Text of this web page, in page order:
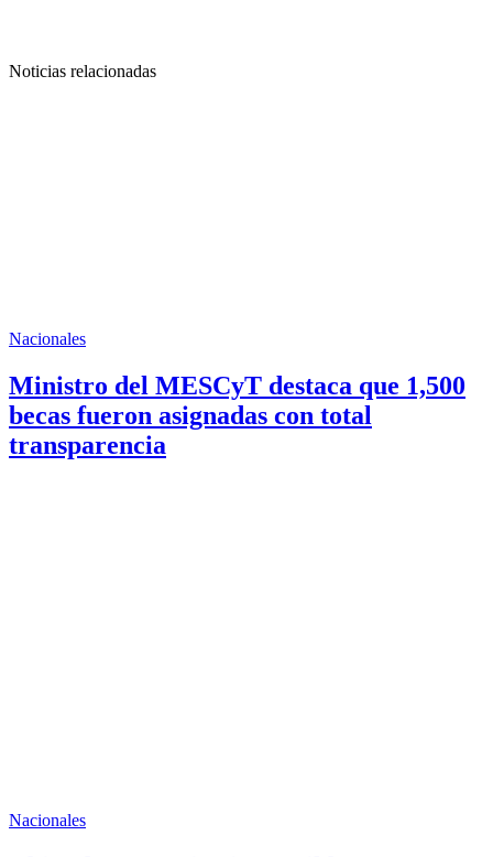
Noticias relacionadas
Nacionales
Ministro del MESCyT destaca que 1,500
becas fueron asignadas con total
transparencia
Nacionales